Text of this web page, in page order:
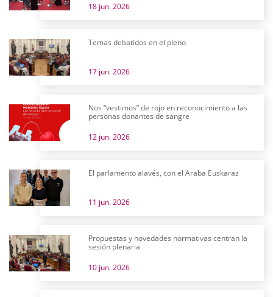
18 jun. 2026
Temas debatidos en el pleno
17 jun. 2026
Nos “vestimos” de rojo en reconocimiento a las
personas donantes de sangre
12 jun. 2026
El parlamento alavés, con el Araba Euskaraz
11 jun. 2026
Propuestas y novedades normativas centran la
sesión plenaria
10 jun. 2026